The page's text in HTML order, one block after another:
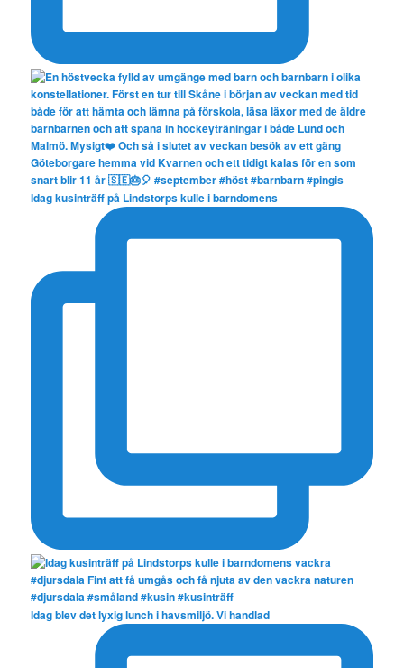
Idag kusinträff på Lindstorps kulle i barndomens
Idag blev det lyxig lunch i havsmiljö. Vi handlad